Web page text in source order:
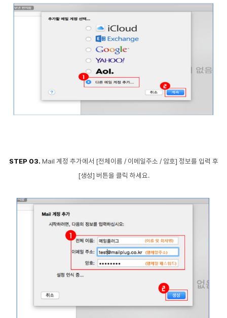
STEP 03. Mail 계정 추가에서 [전체이름 / 이메일주소 / 암호] 정보를 입력 후
[생성] 버튼을 클릭 하세요.